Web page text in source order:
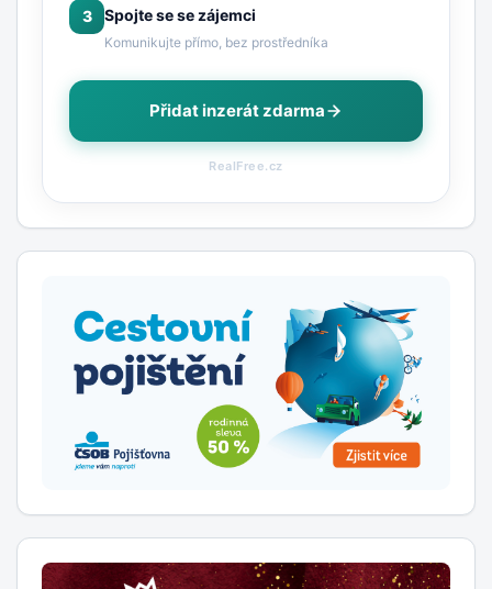
3 Spojte se se zájemci
Komunikujte přímo, bez prostředníka
Přidat inzerát zdarma
RealFree.cz